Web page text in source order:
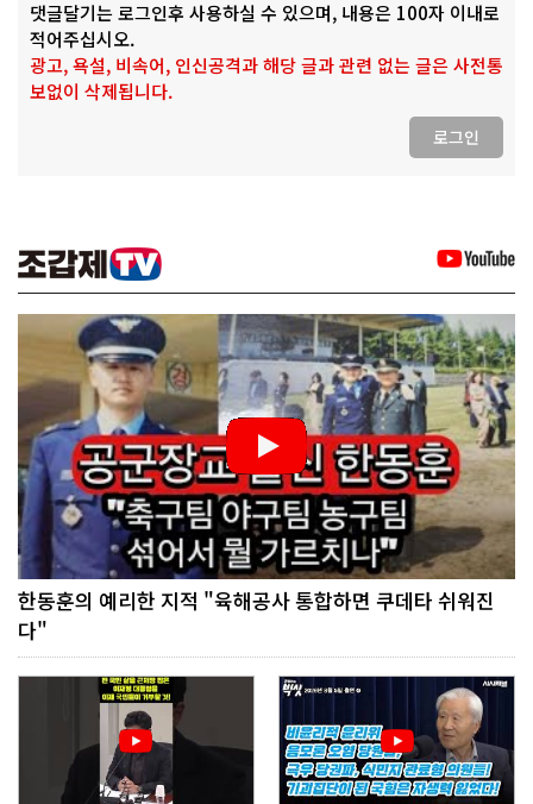
댓글달기는 로그인후 사용하실 수 있으며, 내용은 100자 이내로
적어주십시오.
광고, 욕설, 비속어, 인신공격과 해당 글과 관련 없는 글은 사전통
보없이 삭제됩니다.
로그인
한동훈의 예리한 지적 "육해공사 통합하면 쿠데타 쉬워진
다"